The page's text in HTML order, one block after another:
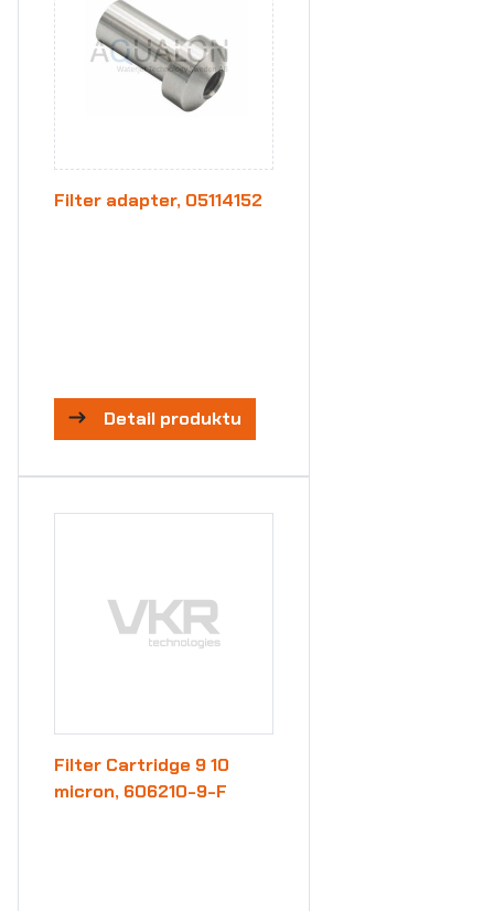
Filter adapter, 05114152
Detail produktu
Filter Cartridge 9 10
micron, 606210-9-F